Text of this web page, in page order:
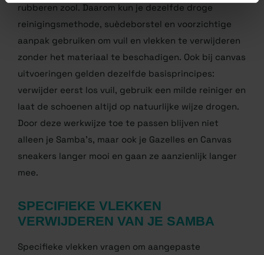
voor deAdidas Gazelleen veelAdidas Canvas-
modellen. De Gazelle heeft, net als de Samba, vaak
een bovenwerk van suède met leren details en een
rubberen zool. Daarom kun je dezelfde droge
reinigingsmethode, suèdeborstel en voorzichtige
aanpak gebruiken om vuil en vlekken te verwijderen
zonder het materiaal te beschadigen. Ook bij canvas
uitvoeringen gelden dezelfde basisprincipes:
verwijder eerst los vuil, gebruik een milde reiniger en
laat de schoenen altijd op natuurlijke wijze drogen.
Door deze werkwijze toe te passen blijven niet
sneakers langer mooi en gaan ze aanzienlijk langer
mee.